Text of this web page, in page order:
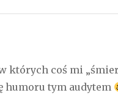
których coś mi
humoru tym audytem